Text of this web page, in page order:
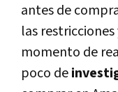
antes de
las
momento de
poco de